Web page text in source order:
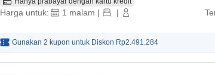
Harga untuk: 1 malam | |
Gunakan 2 kupon untuk Diskon Rp2.491.284